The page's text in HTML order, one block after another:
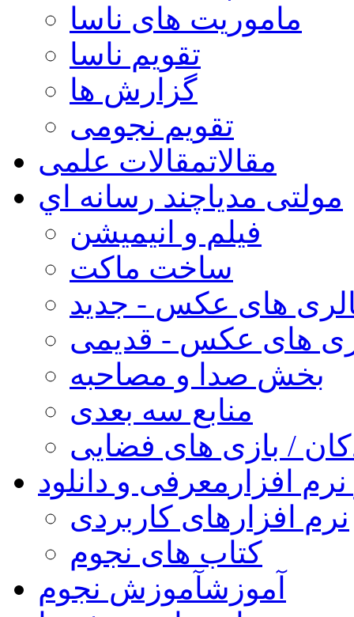
ماموریت های ناسا
تقویم ناسا
گزارش ها
تقویم نجومی
مقالاتمقالات علمی
مولتی مدیاچند رسانه اي
فیلم و انیمیشن
ساخت ماکت
های عکس - جدید
های عکس - قدیمی
بخش صدا و مصاحبه
منابع سه بعدی
/ بازی های فضایی
افزار معرفی و دانلود
نرم افزارهای کاربردی
کتاب های نجوم
آموزشآموزش نجوم